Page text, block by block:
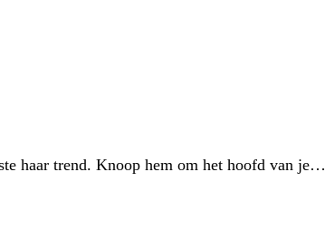
haar trend. Knoop hem om het hoofd van je…